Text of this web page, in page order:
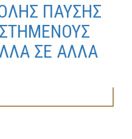
ΠΑΥΣΗΣ
ΣΕ ΑΛΛΑ